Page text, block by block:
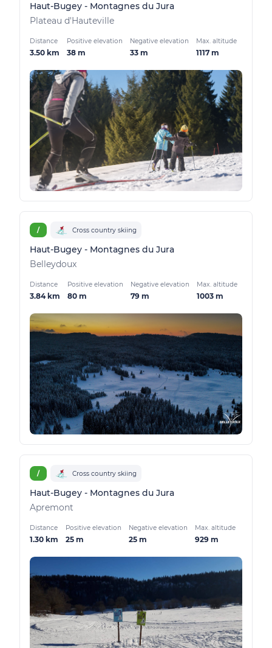
Haut-Bugey - Montagnes du Jura
Plateau d'Hauteville
Distance
3.50 km
Positive elevation
38 m
Negative elevation
33 m
Max. altitude
1117 m
/ Cross country skiing
Haut-Bugey - Montagnes du Jura
Belleydoux
Distance
3.84 km
Positive elevation
80 m
Negative elevation
79 m
Max. altitude
1003 m
/ Cross country skiing
Haut-Bugey - Montagnes du Jura
Apremont
Distance
1.30 km
Positive elevation
25 m
Negative elevation
25 m
Max. altitude
929 m